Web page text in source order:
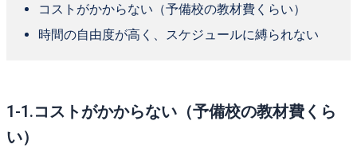
コストがかからない（予備校の教材費くらい）
時間の自由度が高く、スケジュールに縛られない
1-1.コストがかからない（予備校の教材費くら
い）